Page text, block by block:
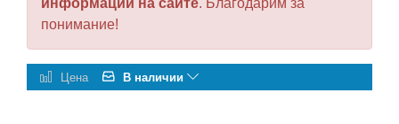
понимание!
Цена В наличии